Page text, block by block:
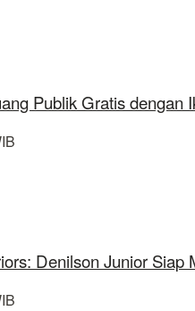
Publik Gratis dengan
Denilson Junior